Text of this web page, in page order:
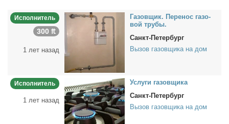
Исполнитель
300 ₶
1 лет назад
Га­зов­щик. Пе­ре­нос га­зо­
вой тру­бы.
Санкт-Петербург
Вызов газовщика на дом
Исполнитель
1 лет назад
Услу­ги га­зов­щи­ка
Санкт-Петербург
Вызов газовщика на дом